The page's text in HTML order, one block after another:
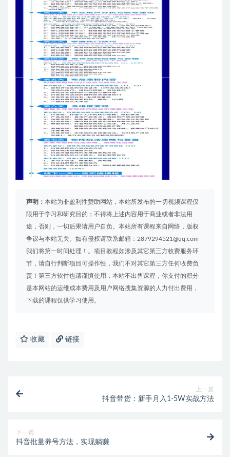
声明： 本站为非盈利性赞助网站，本站所发布的一切视频课程仅
限用于学习和研究目的；不得将上述内容用于商业或者非法用
途，否则，一切后果请用户自负。本站所有课程来自网络，版权
争议与本站无关。如有侵权请联系邮箱：2879294521@qq.com
我们将第一时间处理！。项目教程如涉及其它第三方收费服务环
节，请自行判断项目可操作性，我们不对其它第三方任何收费负
责！第三方软件也请谨慎使用，本站不出售课程，你支付的积分
是本网站的运维成本费用及用户网络搜集资源的人力付出费用，
下载的课程仅供学习使用。
收藏 链接
上一篇
抖音带货：新手月入1-5W实战方法
下一篇
抖音批量养号方法，实现躺赚